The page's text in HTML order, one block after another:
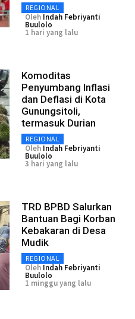
REGIONAL
Oleh Indah Febriyanti
Buulolo
1 hari yang lalu
Komoditas
Penyumbang Inflasi
dan Deflasi di Kota
Gunungsitoli,
termasuk Durian
REGIONAL
Oleh Indah Febriyanti
Buulolo
3 hari yang lalu
TRD BPBD Salurkan
Bantuan Bagi Korban
Kebakaran di Desa
Mudik
REGIONAL
Oleh Indah Febriyanti
Buulolo
1 minggu yang lalu